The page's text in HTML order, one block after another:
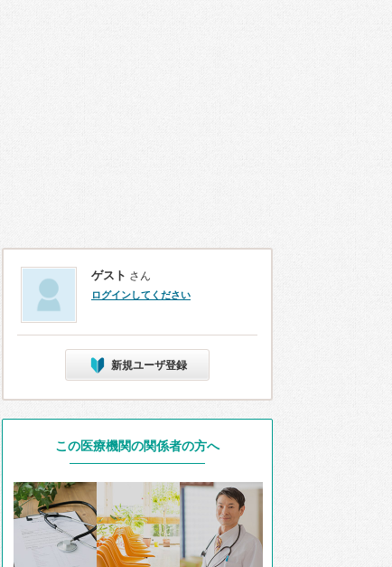
ゲスト さん
ログインしてください
新規ユーザ登録
この医療機関の関係者の方へ